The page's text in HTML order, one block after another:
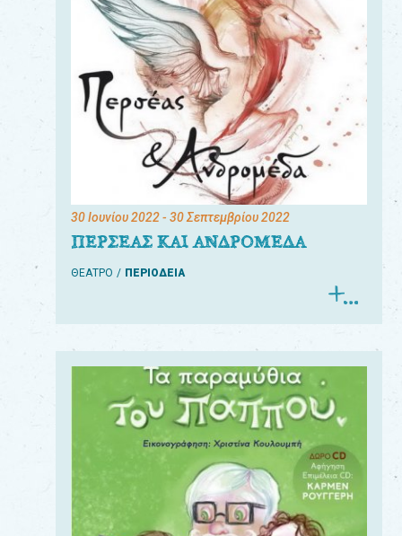
30 Ιουνίου 2022- 30 Σεπτεμβρίου 2022
ΠΕΡΣΕΑΣ ΚΑΙ ΑΝΔΡΟΜΕΔΑ
ΘΕΑΤΡΟ ΠΕΡΙΟΔΕΙΑ